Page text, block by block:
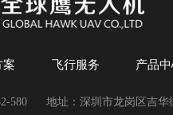
案 飞行服务 产品
580 地址：深圳市龙岗区吉华